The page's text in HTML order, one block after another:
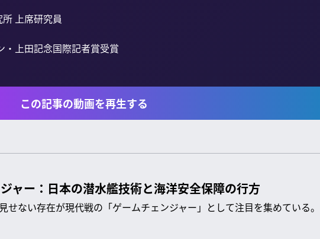
上席研究員
・上田記念国際記者賞受賞
この記事の動画を再生する
ャー：日本の潜水艦技術と海洋安全保障の行方
せない存在が現代戦の「ゲームチェンジャー」として注目を集めている。